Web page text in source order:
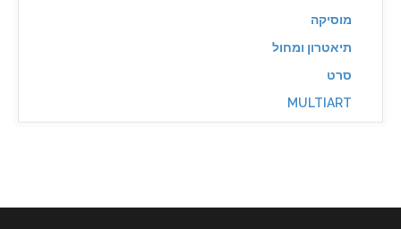
מוסיקה
תיאטרון ומחול
סרט
MULTIART